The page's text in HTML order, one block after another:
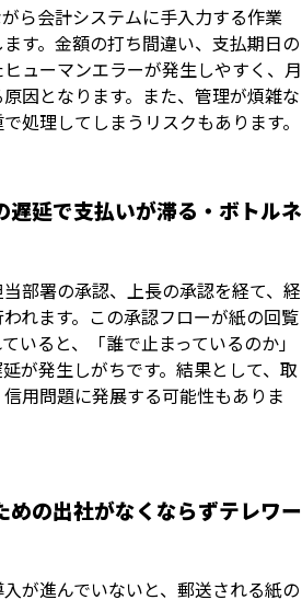
ら会計システムに手入力する作業
す。金額の打ち間違い、支払期日の
ューマンエラーが発生しやすく、月
因となります。また、管理が煩雑な
処理してしまうリスクもあります。
遅延で支払いが滞る・ボトルネ
部署の承認、上長の承認を経て、経
れます。この承認フローが紙の回覧
いると、「誰で止まっているのか」
が発生しがちです。結果として、取
用問題に発展する可能性もありま
めの出社がなくならずテレワー
が進んでいないと、郵送される紙の